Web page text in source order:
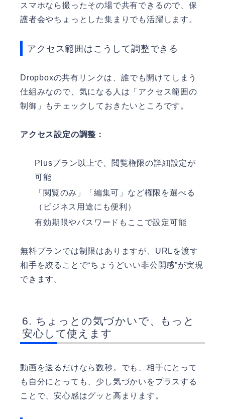
スマホなら撮ったその場で共有できるので、保
護者会やちょっとした集まりでも活躍します。
アクセス範囲はこうして調整できる
Dropboxの共有リンクは、誰でも開けてしまう
仕組みなので、気になる人は「アクセス範囲の
制御」もチェックしておきたいところです。
アクセス設定の調整：
Plusプラン以上で、閲覧権限の詳細設定が
可能
「閲覧のみ」「編集可」など権限を選べる
（ビジネス用途にも便利）
有効期限やパスワードもここで設定可能
無料プランでは制限はありますが、URLを渡す
相手を絞ることで“ちょうどいい非公開感”が実現
できます。
ちょっとの気づかいで、もっと
安心して使えます
動画を送るだけなら数秒。でも、相手にとって
も自分にとっても、少し気づかいをプラスする
ことで、安心感はグッと高まります。